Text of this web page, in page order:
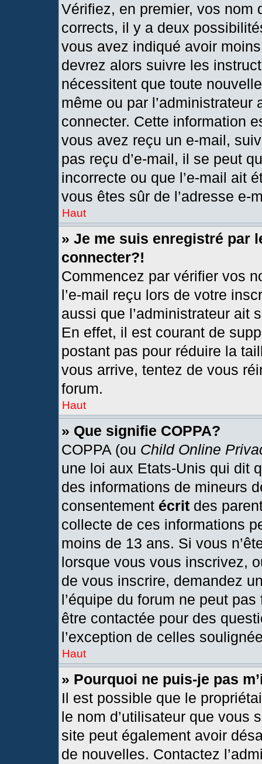
Vérifiez, en premier, vos nom
corrects, il y a deux
vous avez indiqué avoir
devrez alors suivre les
nécessitent que toute
même ou par
connecter. Cette information
vous avez reçu un e-mail,
pas reçu d’e-mail, il se peut
incorrecte ou que l’e-mail ait
vous êtes sûr de l’adresse e-
Haut
» Je me suis enregistré par
connecter?!
Commencez par vérifier vos
l’e-mail reçu lors de votre
aussi que l’administrateur ait
En effet, il est courant de
postant pas pour réduire la
vous arrive, tentez de vous
forum.
Haut
» Que signifie COPPA?
COPPA (ou Child Online
une loi aux Etats-Unis qui dit
des informations de mineurs
consentement écrit des
collecte de ces informations
moins de 13 ans. Si vous
lorsque vous vous inscrivez,
de vous inscrire, demandez
l’équipe du forum ne peut
être contactée pour des
l’exception de celles
Haut
» Pourquoi ne puis-je pas
Il est possible que le
le nom d’utilisateur que vous
site peut également avoir
de nouvelles. Contactez